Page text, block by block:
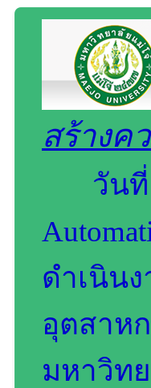
สร้างค
วันที่
ดำเนิน
อุตสาห
มหาวิท